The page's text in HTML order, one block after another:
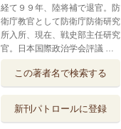
経て９９年、陸将補で退官。防
衛庁教官として防衛庁防衛研究
所入所、現在、戦史部主任研究
官。日本国際政治学会評議 …
この著者名で検索する
新刊パトロールに登録